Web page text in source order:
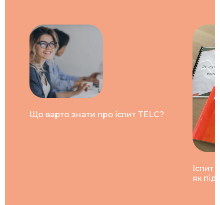
Що варто знати про іспит TELC?
Іспит
як